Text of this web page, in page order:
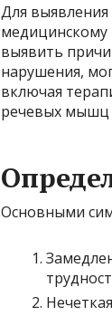
Для
медицинскому
выявить
нарушения,
включая
речевых мышц
Основными